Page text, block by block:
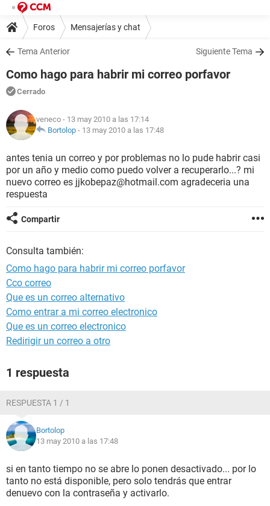
Foros Mensajerías y chat
Tema Anterior Siguiente Tema
Como hago para habrir mi correo porfavor
Cerrado
veneco - 13 may 2010 a las 17:14
Bortolop - 13 may 2010 a las 17:48
antes tenia un correo y por problemas no lo pude habrir casi
por un año y medio como puedo volver a recuperarlo...? mi
nuevo correo es jjkobepaz@hotmail.com agradeceria una
respuesta
Compartir
Consulta también:
Como hago para habrir mi correo porfavor
Cco correo
Que es un correo alternativo
Como entrar a mi correo electronico
Que es un correo electronico
Redirigir un correo a otro
1 respuesta
RESPUESTA 1 / 1
Bortolop
13 may 2010 a las 17:48
si en tanto tiempo no se abre lo ponen desactivado... por lo
tanto no está disponible, pero solo tendrás que entrar
denuevo con la contraseña y activarlo.